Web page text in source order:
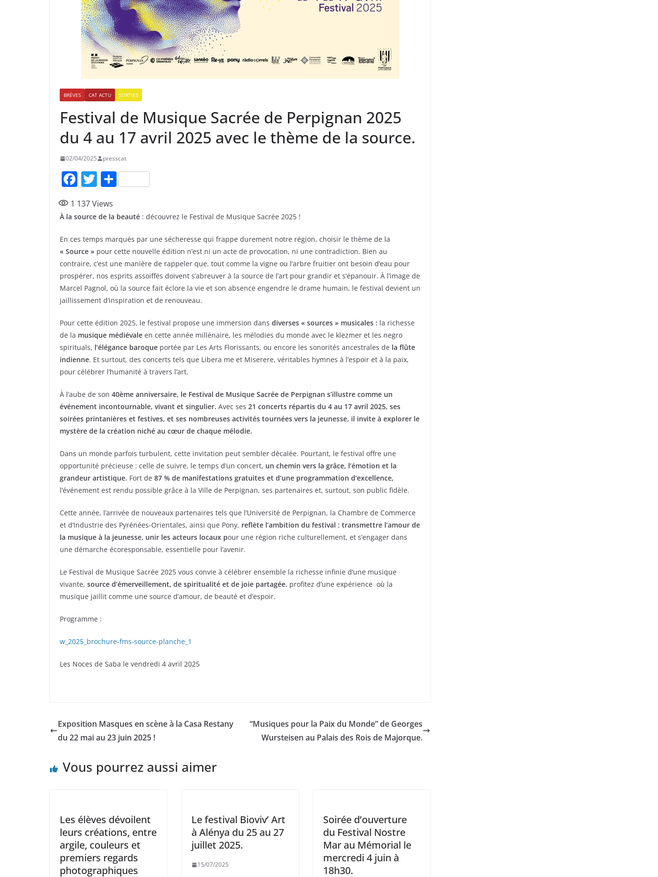
BRÈVES CAT ACTU SORTIES
Festival de Musique Sacrée de Perpignan 2025
du 4 au 17 avril 2025 avec le thème de la source.
02/04/2025 presscat
F
c
e
b
o
o
k
T
w
itt
er
P
ta
g
er
1 137Views
À la source de la beauté : découvrez le Festival de Musique Sacrée 2025 !
En ces temps marqués par une sécheresse qui frappe durement notre région, choisir le thème de la
« Source » pour cette nouvelle édition n’est ni un acte de provocation, ni une contradiction. Bien au
contraire, c’est une manière de rappeler que, tout comme la vigne ou l’arbre fruitier ont besoin d’eau pour
prospérer, nos esprits assoiffés doivent s’abreuver à la source de l’art pour grandir et s’épanouir. À l’image de
Marcel Pagnol, où la source fait éclore la vie et son absence engendre le drame humain, le festival devient un
jaillissement d’inspiration et de renouveau.
Pour cette édition 2025, le festival propose une immersion dans diverses « sources » musicales : la richesse
de la musique médiévale en cette année millénaire, les mélodies du monde avec le klezmer et les negro
spirituals, l’élégance baroque portée par Les Arts Florissants, ou encore les sonorités ancestrales de la flûte
indienne. Et surtout, des concerts tels que Libera me et Miserere, véritables hymnes à l’espoir et à la paix,
pour célébrer l’humanité à travers l’art.
À l’aube de son 40ème anniversaire, le Festival de Musique Sacrée de Perpignan s’illustre comme un
événement incontournable, vivant et singulier. Avec ses 21 concerts répartis du 4 au 17 avril 2025, ses
soirées printanières et festives, et ses nombreuses activités tournées vers la jeunesse, il invite à explorer le
mystère de la création niché au cœur de chaque mélodie.
Dans un monde parfois turbulent, cette invitation peut sembler décalée. Pourtant, le festival offre une
opportunité précieuse : celle de suivre, le temps d’un concert, un chemin vers la grâce, l’émotion et la
grandeur artistique. Fort de 87 % de manifestations gratuites et d’une programmation d’excellence,
l’événement est rendu possible grâce à la Ville de Perpignan, ses partenaires et, surtout, son public fidèle.
Cette année, l’arrivée de nouveaux partenaires tels que l’Université de Perpignan, la Chambre de Commerce
et d’Industrie des Pyrénées-Orientales, ainsi que Pony, reflète l’ambition du festival : transmettre l’amour de
la musique à la jeunesse, unir les acteurs locaux pour une région riche culturellement, et s’engager dans
une démarche écoresponsable, essentielle pour l’avenir.
Le Festival de Musique Sacrée 2025 vous convie à célébrer ensemble la richesse infinie d’une musique
vivante, source d’émerveillement, de spiritualité et de joie partagée. profitez d’une expérience où la
musique jaillit comme une source d’amour, de beauté et d’espoir.
Programme :
w_2025_brochure-fms-source-planche_1
Les Noces de Saba le vendredi 4 avril 2025
Exposition Masques en scène à la Casa Restany
du 22 mai au 23 juin 2025 !
“Musiques pour la Paix du Monde” de Georges
Wursteisen au Palais des Rois de Majorque.
Vous pourrez aussi aimer
Les élèves dévoilent
leurs créations, entre
argile, couleurs et
premiers regards
photographiques
Le festival Bioviv’ Art
à Alénya du 25 au 27
juillet 2025.
15/07/2025
Soirée d’ouverture
du Festival Nostre
Mar au Mémorial le
mercredi 4 juin à
18h30.